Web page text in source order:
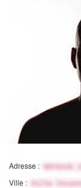
Adresse : Adresse
Ville : Ville